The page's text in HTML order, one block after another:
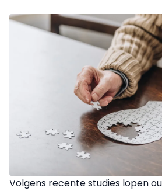
Volgens recente studies lopen